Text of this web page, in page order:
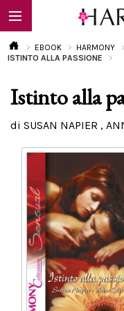
EBOOK
Calendario
EBOOK HARMONY
ISTINTO ALLA PASSIONE
Istinto alla
di SUSAN NAPIER ,